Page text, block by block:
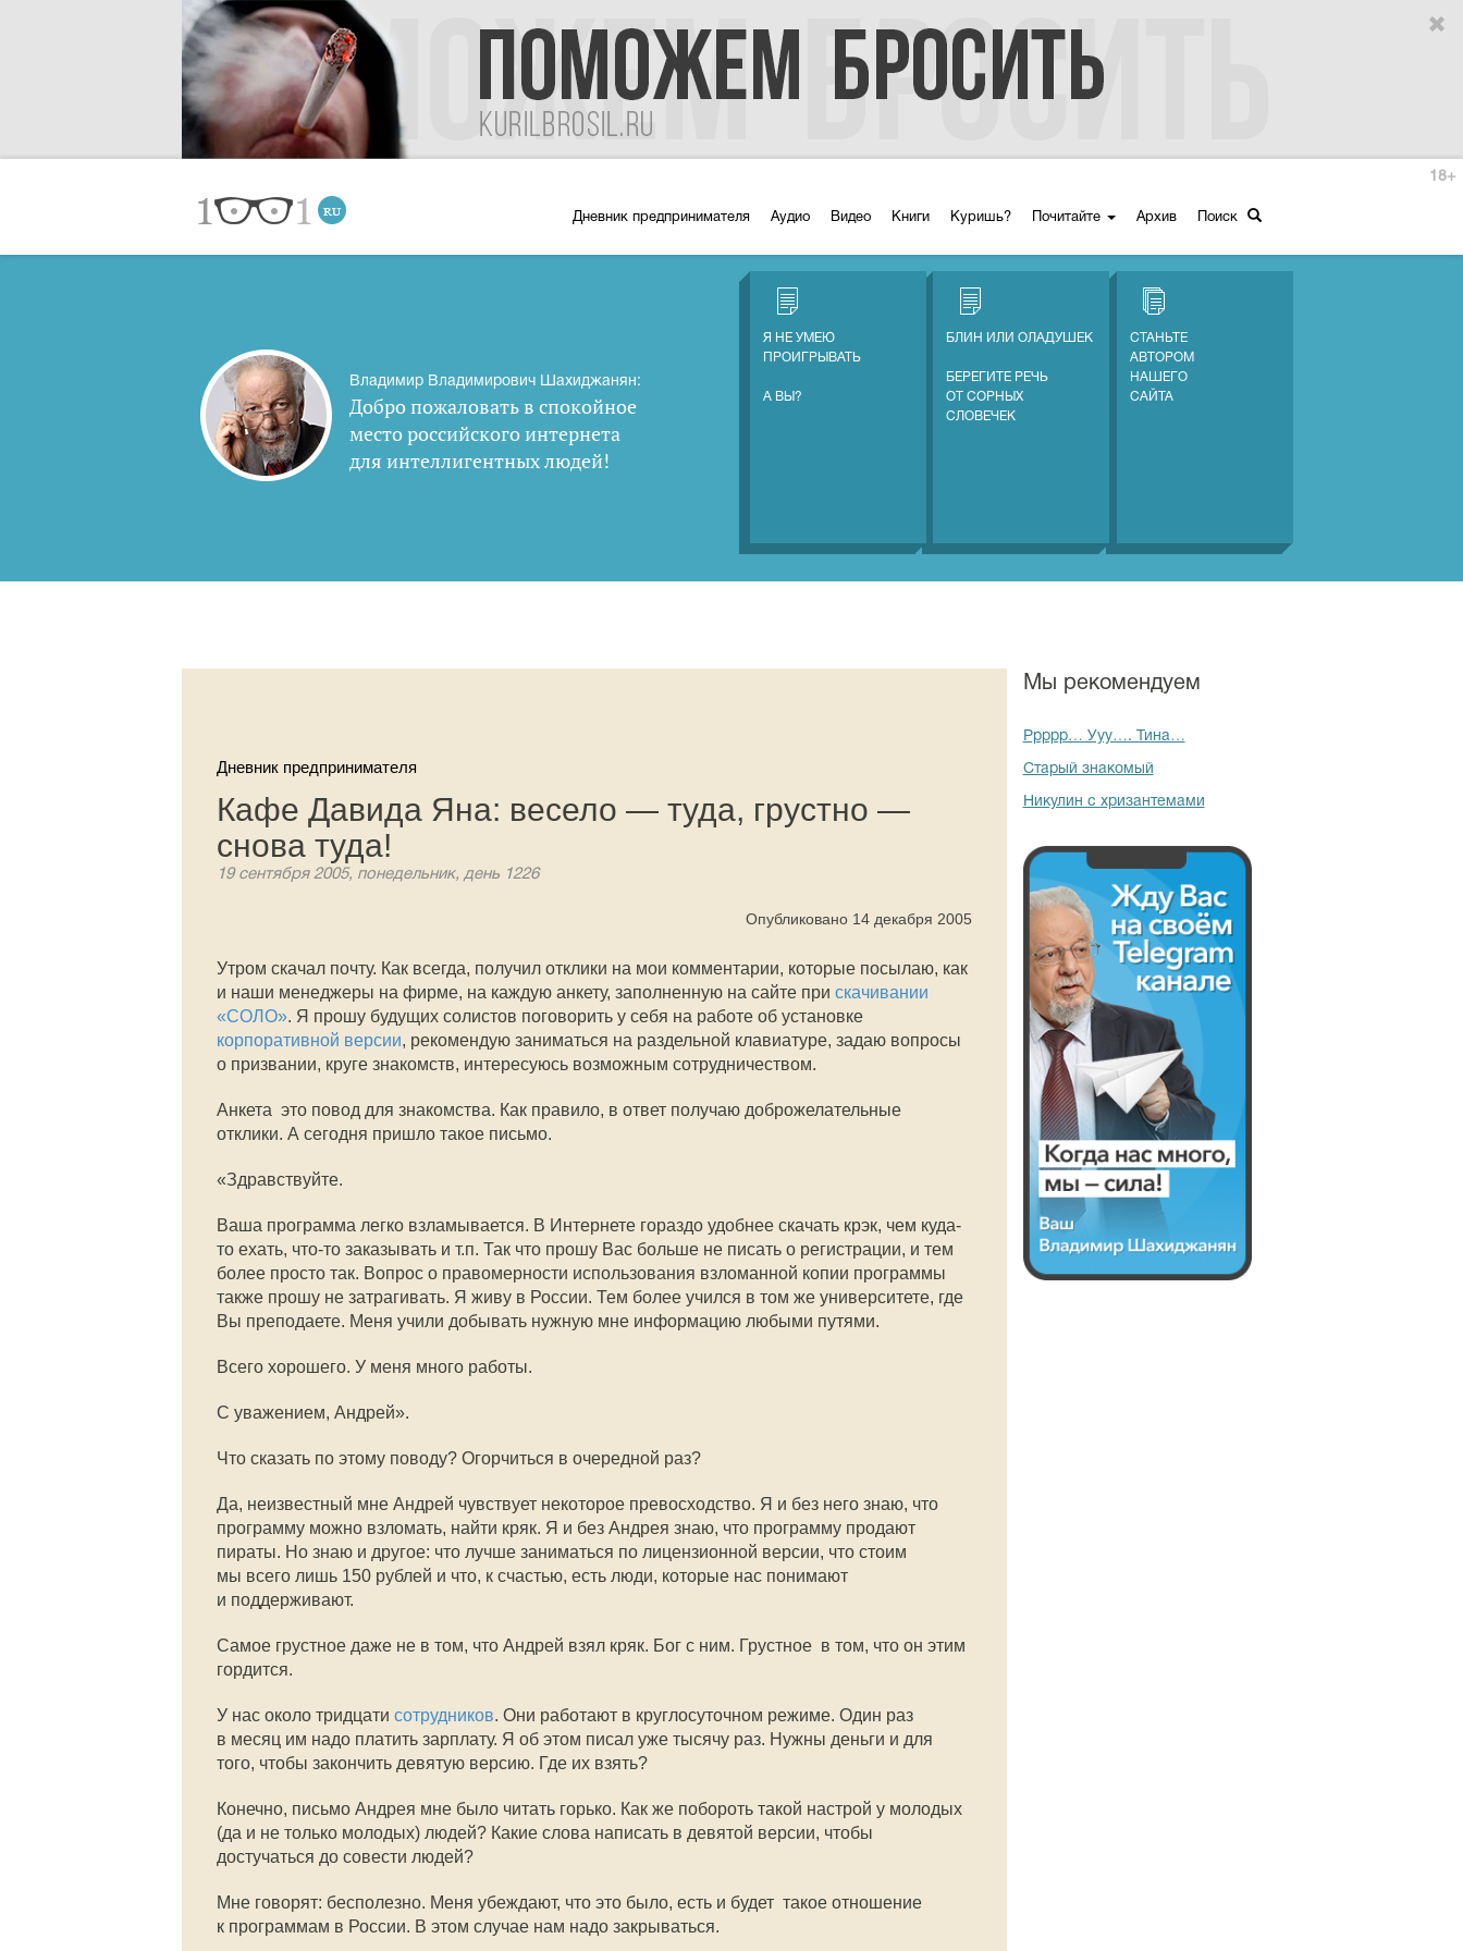
Дневник предпринимателя Аудио Видео Книги Куришь? Почитайте Архив Поиск
18+
Владимир Владимирович Шахиджанян:
Добро пожаловать в спокойное
место российского интернета
для интеллигентных людей!
Я НЕ УМЕЮ
ПРОИГРЫВАТЬ
А ВЫ?
БЛИН ИЛИ ОЛАДУШЕК
БЕРЕГИТЕ РЕЧЬ
ОТ СОРНЫХ
СЛОВЕЧЕК
СТАНЬТЕ
АВТОРОМ
НАШЕГО
САЙТА
Дневник предпринимателя
Кафе Давида Яна: весело — туда, грустно —
снова туда!
19 сентября 2005, понедельник, день 1226
Опубликовано 14 декабря 2005
Утром скачал почту. Как всегда, получил отклики на мои комментарии, которые посылаю, как
и наши менеджеры на фирме, на каждую анкету, заполненную на сайте при скачивании
«СОЛО». Я прошу будущих солистов поговорить у себя на работе об установке
корпоративной версии, рекомендую заниматься на раздельной клавиатуре, задаю вопросы
о призвании, круге знакомств, интересуюсь возможным сотрудничеством.
Анкета  это повод для знакомства. Как правило, в ответ получаю доброжелательные
отклики. А сегодня пришло такое письмо.
«Здравствуйте.
Ваша программа легко взламывается. В Интернете гораздо удобнее скачать крэк, чем куда-
то ехать, что-то заказывать и т.п. Так что прошу Вас больше не писать о регистрации, и тем
более просто так. Вопрос о правомерности использования взломанной копии программы
также прошу не затрагивать. Я живу в России. Тем более учился в том же университете, где
Вы преподаете. Меня учили добывать нужную мне информацию любыми путями.
Всего хорошего. У меня много работы.
С уважением, Андрей».
Что сказать по этому поводу? Огорчиться в очередной раз?
Да, неизвестный мне Андрей чувствует некоторое превосходство. Я и без него знаю, что
программу можно взломать, найти кряк. Я и без Андрея знаю, что программу продают
пираты. Но знаю и другое: что лучше заниматься по лицензионной версии, что стоим
мы всего лишь 150 рублей и что, к счастью, есть люди, которые нас понимают
и поддерживают.
Самое грустное даже не в том, что Андрей взял кряк. Бог с ним. Грустное  в том, что он этим
гордится.
У нас около тридцати сотрудников. Они работают в круглосуточном режиме. Один раз
в месяц им надо платить зарплату. Я об этом писал уже тысячу раз. Нужны деньги и для
того, чтобы закончить девятую версию. Где их взять?
Конечно, письмо Андрея мне было читать горько. Как же побороть такой настрой у молодых
(да и не только молодых) людей? Какие слова написать в девятой версии, чтобы
достучаться до совести людей?
Мне говорят: бесполезно. Меня убеждают, что это было, есть и будет  такое отношение
к программам в России. В этом случае нам надо закрываться.
Мы рекомендуем
Ррррр… Ууу…. Тина…
Старый знакомый
Никулин с хризантемами